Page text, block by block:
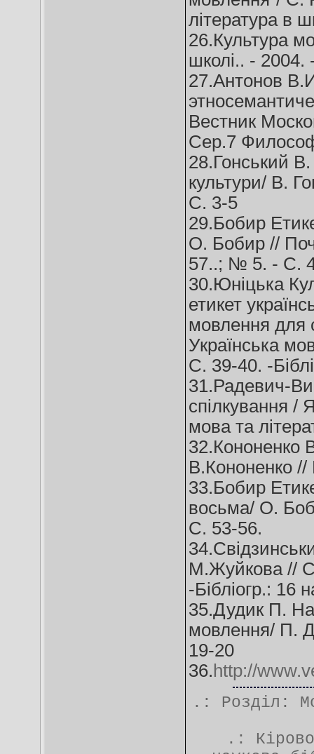
література в
26.Культура
школі.. -
27.Антонов
Вестник
Сер.7
28.Гонський
культури/ В.
C. 3-5
29.Бобир
О. Бобир //
57..; № 5. - C.
30.Юніцька
етикет
мовлення для
Українська
C. 39-40. -
31.Радевич-
спілкування /
мова та
32.Кононенко
В.Кононенко
33.Бобир
восьма/ О.
C. 53-56.
М.Жуйкова //
-Бібліогр.: 16
35.Дудик П.
мовлення/ П.
19-20
36. http://
.: Розділ:
.: